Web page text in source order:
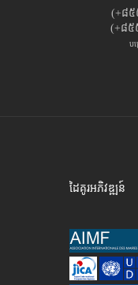
(+៨
(+៨
ប
ដៃគូរអភិវឌ្ឍន៍